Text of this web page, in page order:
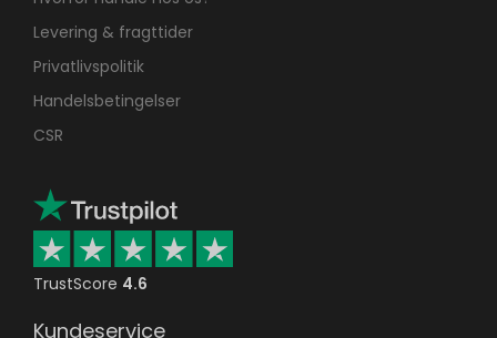
Levering & fragttider
Privatlivspolitik
Handelsbetingelser
CSR
TrustScore 4.6
Kundeservice